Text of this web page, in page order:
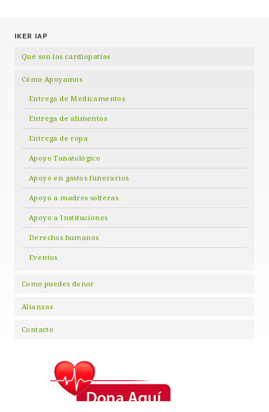
IKER IAP
Qué son las cardiopatías
Cómo Apoyamos
Entrega de Medicamentos
Entrega de alimentos
Entrega de ropa
Apoyo Tanatológico
Apoyo en gastos funerarios
Apoyo a madres solteras
Apoyo a Instituciones
Derechos humanos
Eventos
Como puedes donar
Alianzas
Contacto